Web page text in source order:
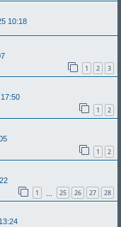
10:18
1 2 3
1 2
1 2
1 25 26 27 28